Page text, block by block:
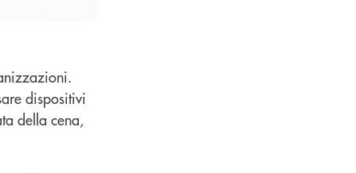
dispositivi
della cena,